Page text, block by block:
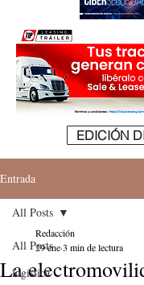
EDICIÓN
Entrada
All Posts
logistica
All Posts
La
Redacción
29 ene3 min de lectura